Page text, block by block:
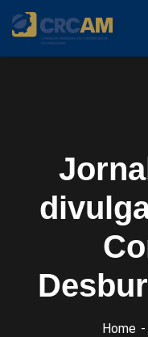
Home